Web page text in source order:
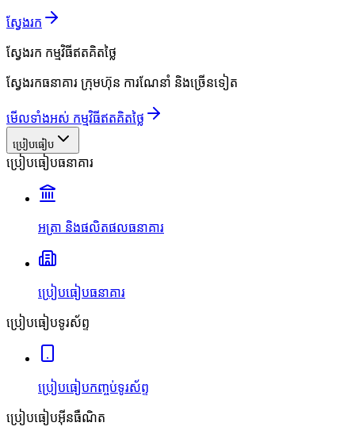
ស្វែងរក
ស្វែងរក កម្មវិធីឥតគិតថ្លៃ
ស្វែងរកធនាគារ ក្រុមហ៊ុន ការណែនាំ និងច្រើនទៀត
មើលទាំងអស់ កម្មវិធីឥតគិតថ្លៃ
ប្រៀបធៀប
ប្រៀបធៀបធនាគារ
អត្រា និងផលិតផលធនាគារ
ប្រៀបធៀបធនាគារ
ប្រៀបធៀបទូរស័ព្ទ
ប្រៀបធៀបកញ្ចប់ទូរស័ព្ទ
ប្រៀបធៀបអ៊ីនធឺណិត